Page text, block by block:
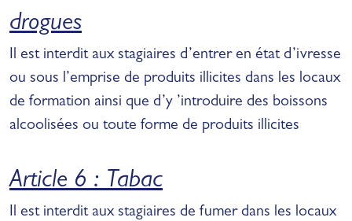
drogues
Il est interdit aux stagiaires d’entrer en état d’ivresse
ou sous l’emprise de produits illicites dans les locaux
de formation ainsi que d’y ’introduire des boissons
alcoolisées ou toute forme de produits illicites
Article 6 : Tabac
Il est interdit aux stagiaires de fumer dans les locaux